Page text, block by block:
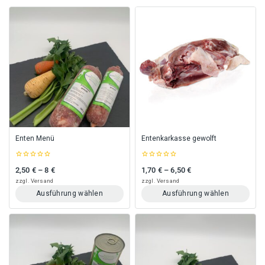
Enten Menü
out
of
2,50 € –8 €Preisspanne: 2,50 € bis 8 €
zzgl. Versand
Ausführung wählen
Dieses
Entenkarkasse gewolft
out
of
1,70 € –6,50€Preisspanne: 1,70 € bis 6,50 €
zzgl. Versand
Ausführung wählen
Dieses